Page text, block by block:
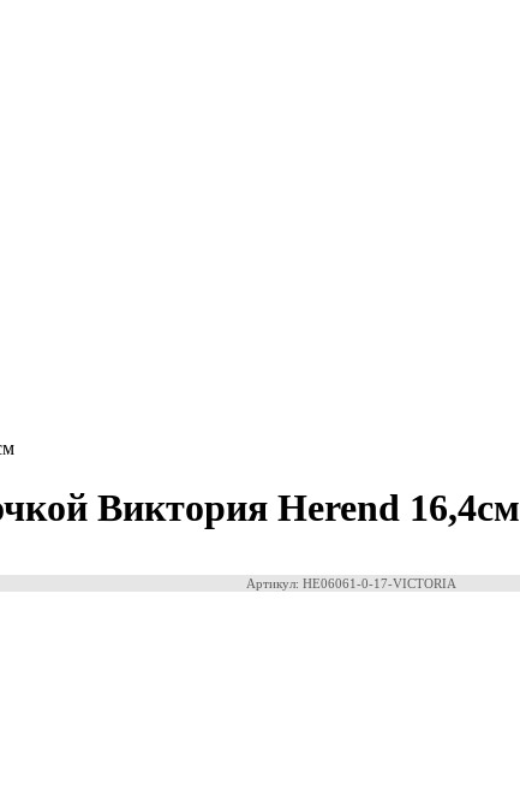
Виктория Herend 16,4см
Артикул: HE06061-0-17-VICTORIA